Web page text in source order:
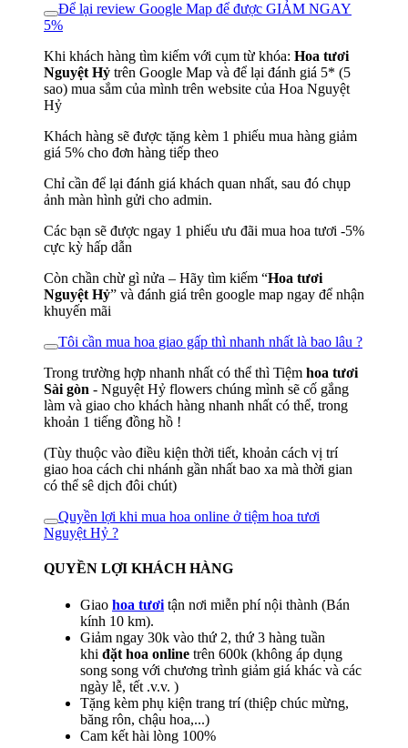
Để lại review Google Map để được GIẢM NGAY
5%
Khi khách hàng tìm kiếm với cụm từ khóa: Hoa tươi
Nguyệt Hỷ trên Google Map và để lại đánh giá 5* (5
sao) mua sắm của mình trên website của Hoa Nguyệt
Hỷ
Khách hàng sẽ được tặng kèm 1 phiếu mua hàng giảm
giá 5% cho đơn hàng tiếp theo
Chỉ cần để lại đánh giá khách quan nhất, sau đó chụp
ảnh màn hình gửi cho admin.
Các bạn sẽ được ngay 1 phiếu ưu đãi mua hoa tươi -5%
cực kỳ hấp dẫn
Còn chần chừ gì nửa – Hãy tìm kiếm “Hoa tươi
Nguyệt Hỷ” và đánh giá trên google map ngay để nhận
khuyến mãi
Tôi cần mua hoa giao gấp thì nhanh nhất là bao lâu ?
Trong trường hợp nhanh nhất có thể thì Tiệm hoa tươi
Sài gòn - Nguyệt Hỷ flowers chúng mình sẽ cố gắng
làm và giao cho khách hàng nhanh nhất có thể, trong
khoản 1 tiếng đồng hồ !
(Tùy thuộc vào điều kiện thời tiết, khoản cách vị trí
giao hoa cách chi nhánh gần nhất bao xa mà thời gian
có thể sê dịch đôi chút)
Quyền lợi khi mua hoa online ở tiệm hoa tươi
Nguyệt Hỷ ?
QUYỀN LỢI KHÁCH HÀNG
Giao hoa tươi tận nơi miễn phí nội thành (Bán
kính 10 km).
Giảm ngay 30k vào thứ 2, thứ 3 hàng tuần
khi đặt hoa online trên 600k (không áp dụng
song song với chương trình giảm giá khác và các
ngày lễ, tết .v.v. )
Tặng kèm phụ kiện trang trí (thiệp chúc mừng,
băng rôn, chậu hoa,...)
Cam kết hài lòng 100%